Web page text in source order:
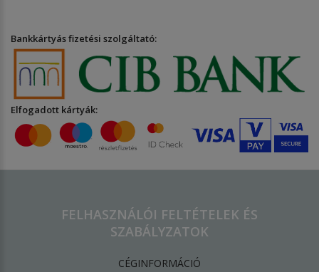
Bankkártyás fizetési szolgáltató:
Elfogadott kártyák:
FELHASZNÁLÓI FELTÉTELEK ÉS
SZABÁLYZATOK
CÉGINFORMÁCIÓ